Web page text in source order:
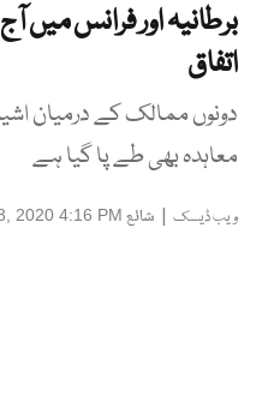
برطانیہ اور فرانس میں
اتفاق
دونوں ممالک کے درمیان
معاہدہ بھی طے پا گیا ہے
ویب ڈیسک | شائع 2020 4:16 PM